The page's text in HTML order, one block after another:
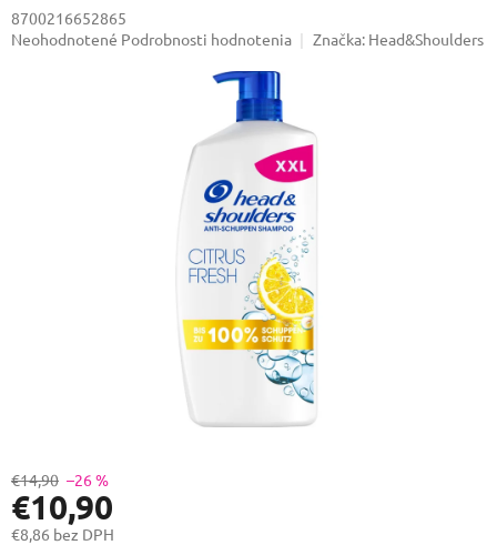
8700216652865
Priemerné
Neohodnotené Podrobnosti hodnotenia Značka: Head&Shoulders
€14,90 –26 %
€10,90
€8,86 bez DPH